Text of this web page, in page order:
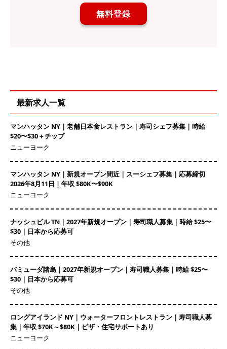
無料登録
最新求人一覧
マンハッタン NY｜老舗日本食レストラン｜寿司シェフ募集｜時給
$20〜$30＋チップ
ニューヨーク
マンハッタン NY｜新規オープン間近｜スーシェフ募集｜応募締切
2026年8月11日 | 年収 $80K〜$90K
ニューヨーク
ナッシュビル TN｜2027年新規オープン｜寿司職人募集｜時給 $25〜
$30｜日本から応募可
その他
バミューダ諸島｜2027年新規オープン｜寿司職人募集｜時給 $25〜
$30｜日本から応募可
その他
ロングアイランド NY｜ウォーターフロントレストラン｜寿司職人募
集｜年収 $70K～$80K｜ビザ・住宅サポートあり
ニューヨーク